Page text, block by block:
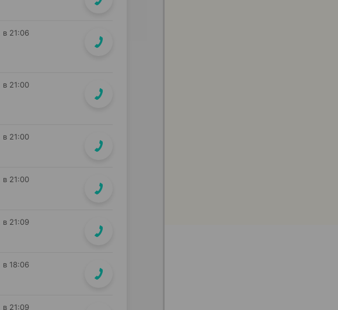
в 21:06
в 21:00
в 21:00
в 21:00
в 21:09
в 18:06
в 21:09